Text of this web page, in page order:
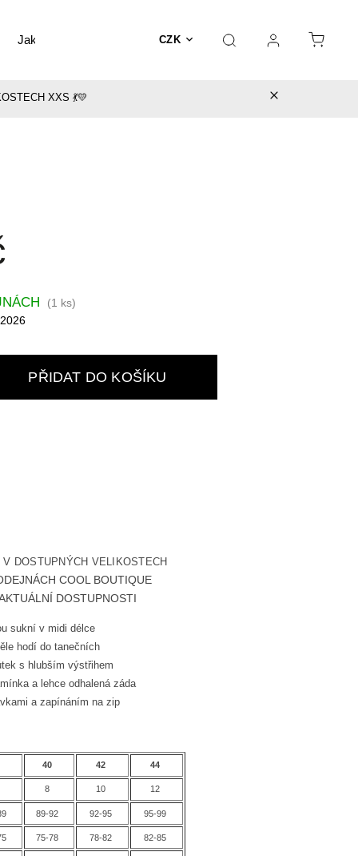
CZK
Jak vybrat šaty BLOG
XXS 💃💛
DOSTUPNÝCH VELIKOSTECH
COOL BOUTIQUE
DOSTUPNOSTI
sukní v midi délce
hodí do tanečních
s hlubším výstřihem
a lehce odhalená záda
a zapínáním na zip
40 42 44
8 10 12
89-92 92-95 95-99
75-78 78-82 82-85
(1 ks)
PŘIDAT DO KOŠÍKU